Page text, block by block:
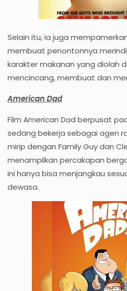
Selain itu, ia juga
membuat penontonnya
karakter makanan yang diolah
mencincang, membuat dan
American Dad
Film American Dad berpusat
sedang bekerja sebagai agen
mirip dengan Family Guy dan
menampilkan percakapan
ini hanya bisa menjangkau
dewasa.